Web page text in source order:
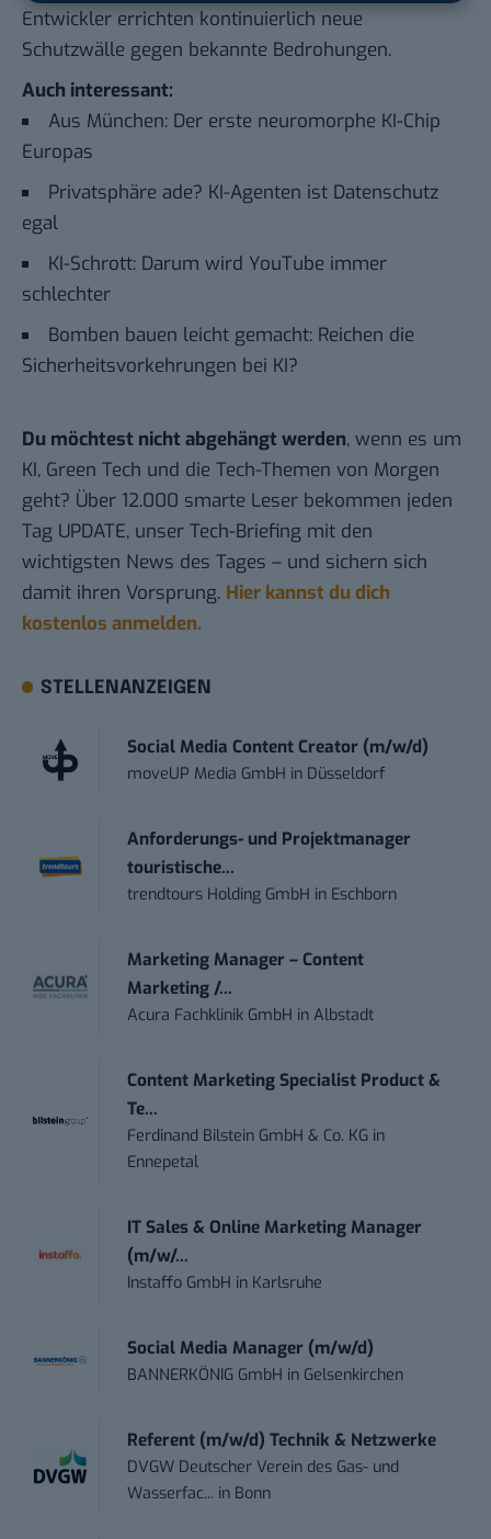
Entwickler errichten kontinuierlich neue
Schutzwälle gegen bekannte Bedrohungen.
Auch interessant:
Aus München: Der erste neuromorphe KI-Chip
Europas
Privatsphäre ade? KI-Agenten ist Datenschutz
egal
KI-Schrott: Darum wird YouTube immer
schlechter
Bomben bauen leicht gemacht: Reichen die
Sicherheitsvorkehrungen bei KI?
Du möchtest nicht abgehängt werden, wenn es um
KI, Green Tech und die Tech-Themen von Morgen
geht? Über 12.000 smarte Leser bekommen jeden
Tag UPDATE, unser Tech-Briefing mit den
wichtigsten News des Tages – und sichern sich
damit ihren Vorsprung. Hier kannst du dich
kostenlos anmelden.
STELLENANZEIGEN
Social Media Content Creator (m/w/d)
moveUP Media GmbH in Düsseldorf
Anforderungs- und Projektmanager
touristische...
trendtours Holding GmbH in Eschborn
Marketing Manager – Content
Marketing /...
Acura Fachklinik GmbH inAlbstadt
Content Marketing Specialist Product &
Te...
Ferdinand Bilstein GmbH & Co. KG in
Ennepetal
IT Sales & Online Marketing Manager
(m/w/...
Instaffo GmbH in Karlsruhe
Social Media Manager (m/w/d)
BANNERKÖNIG GmbH in Gelsenkirchen
Referent (m/w/d) Technik & Netzwerke
DVGW Deutscher Verein des Gas- und
Wasserfac... in Bonn